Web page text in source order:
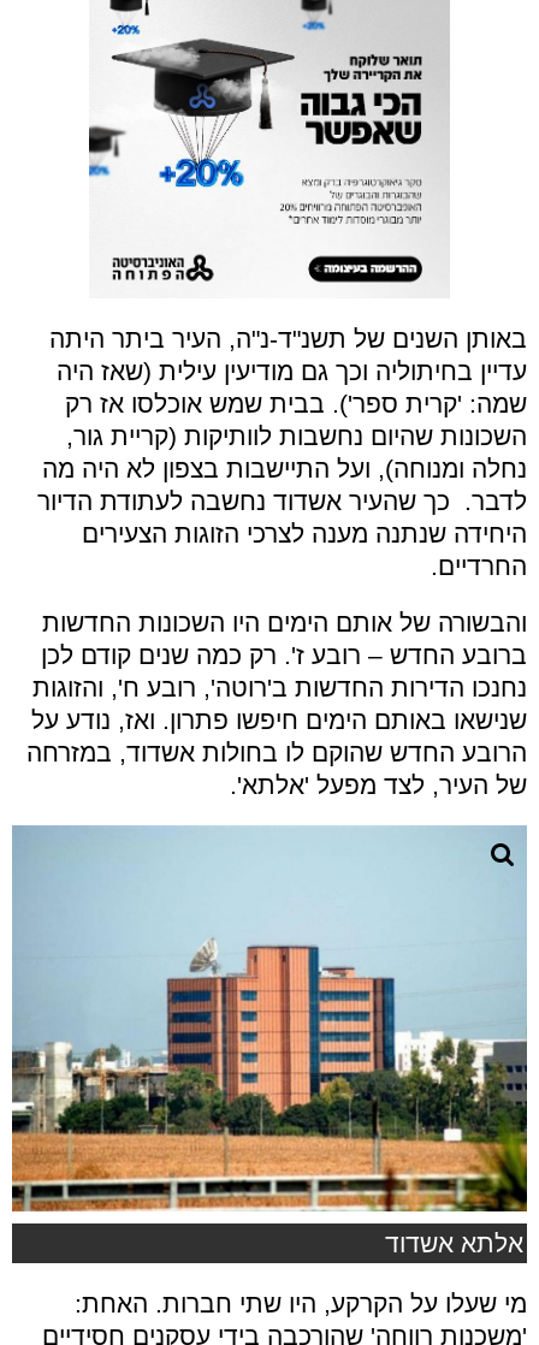
באותן השנים של תשנ"ד-נ"ה, העיר ביתר היתה
עדיין בחיתוליה וכך גם מודיעין עילית (שאז היה
שמה: 'קרית ספר'). בבית שמש אוכלסו אז רק
השכונות שהיום נחשבות לוותיקות (קריית גור,
נחלה ומנוחה), ועל התיישבות בצפון לא היה מה
לדבר. כך שהעיר אשדוד נחשבה לעתודת הדיור
היחידה שנתנה מענה לצרכי הזוגות הצעירים
החרדיים.
והבשורה של אותם הימים היו השכונות החדשות
ברובע החדש – רובע ז'. רק כמה שנים קודם לכן
נחנכו הדירות החדשות ב'רוטה', רובע ח', והזוגות
שנישאו באותם הימים חיפשו פתרון. ואז, נודע על
הרובע החדש שהוקם לו בחולות אשדוד, במזרחה
של העיר, לצד מפעל 'אלתא'.
אלתא אשדוד
מי שעלו על הקרקע, היו שתי חברות. האחת:
'משכנות רווחה' שהורכבה בידי עסקנים חסידיים